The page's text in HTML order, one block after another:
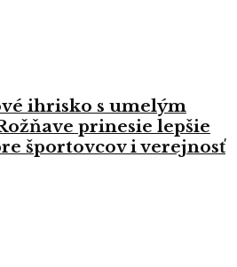
ihrisko s umelým
prinesie lepšie
športovcov i verejnosť